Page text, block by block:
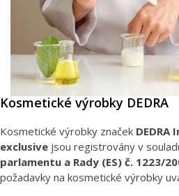
Kosmetické výrobky DEDRA
Kosmetické výrobky značek DEDRA
exclusive jsou registrovány v
parlamentu a Rady (ES) č. 1223/
požadavky na kosmetické výrobky